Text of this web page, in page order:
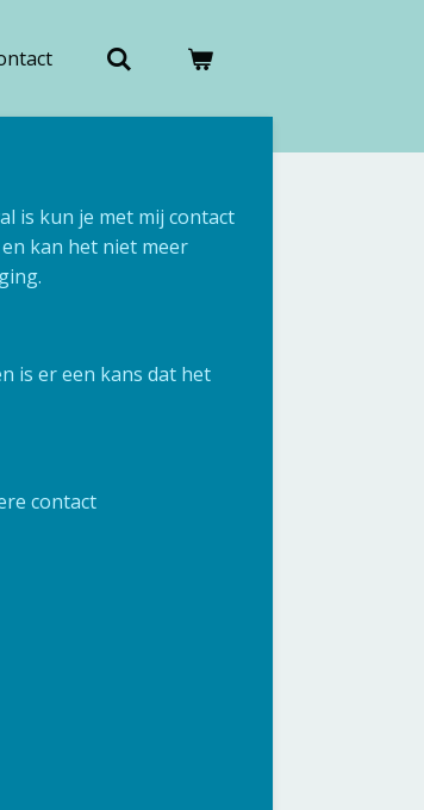
is kun je met mij contact
kan het niet meer
is er een kans dat het
contact